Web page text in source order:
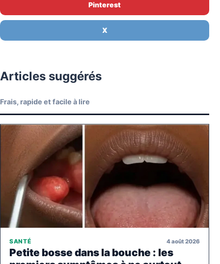
Pinterest
X
Articles suggérés
Frais, rapide et facile à lire
SANTÉ 4 août 2026
Petite bosse dans la bouche : les